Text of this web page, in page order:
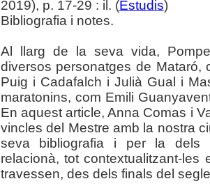
2019), p. 17-29 : il. (Estudis)
Bibliografia i notes.
Al llarg de la seva vida,
diversos personatges de Mataró,
Puig i Cadafalch i Julià Gual i
maratonins, com Emili
En aquest article, Anna Comas i
vincles del Mestre amb la nostra
seva bibliografia i per la dels
relacionà, tot contextualitzant-
travessen, des dels finals del